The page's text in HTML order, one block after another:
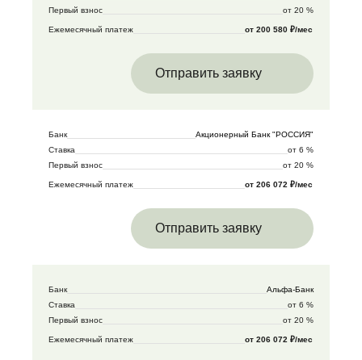
Первый взнос
от 20 %
Ежемесячный платеж от 200 580 ₽/мес
Отправить заявку
Банк
Акционерный Банк "РОССИЯ"
Ставка
от 6 %
Первый взнос
от 20 %
Ежемесячный платеж от 206 072 ₽/мес
Отправить заявку
Банк
Альфа-Банк
Ставка
от 6 %
Первый взнос
от 20 %
Ежемесячный платеж от 206 072 ₽/мес